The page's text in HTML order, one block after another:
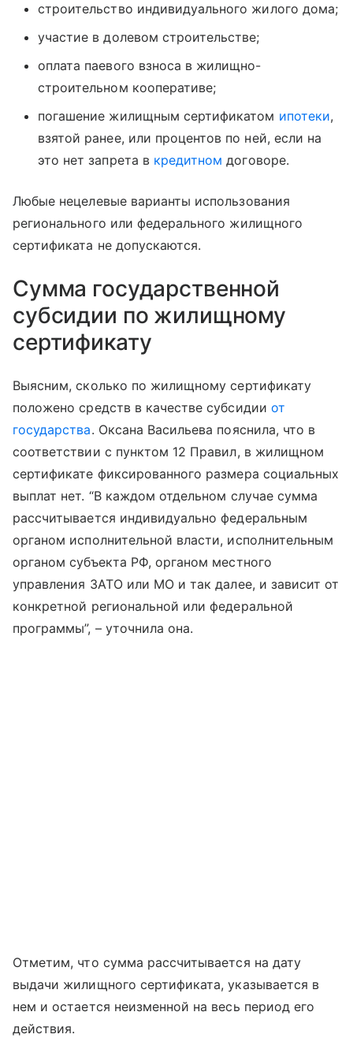
строительство индивидуального жилого дома;
участие в долевом строительстве;
оплата паевого взноса в жилищно-
строительном кооперативе;
погашение жилищным сертификатом ипотеки,
взятой ранее, или процентов по ней, если на
это нет запрета в кредитномдоговоре.
Любые нецелевые варианты использования
регионального или федерального жилищного
сертификата не допускаются.
Сумма государственной
субсидии по жилищному
сертификату
Выясним, сколько по жилищному сертификату
положено средств в качестве субсидии от
государства. Оксана Васильева пояснила, что в
соответствии с пунктом 12 Правил, в жилищном
сертификате фиксированного размера социальных
выплат нет. “В каждом отдельном случае сумма
рассчитывается индивидуально федеральным
органом исполнительной власти, исполнительным
органом субъекта РФ, органом местного
управления ЗАТО или МО и так далее, и зависит от
конкретной региональной или федеральной
программы”, – уточнила она.
Отметим, что сумма рассчитывается на дату
выдачи жилищного сертификата, указывается в
нем и остается неизменной на весь период его
действия.